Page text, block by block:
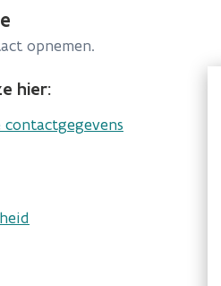
opnemen.
hier:
contactgegevens